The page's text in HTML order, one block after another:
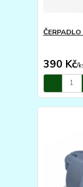
390 Kč/